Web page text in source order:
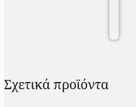
Σχετικά προϊόντα